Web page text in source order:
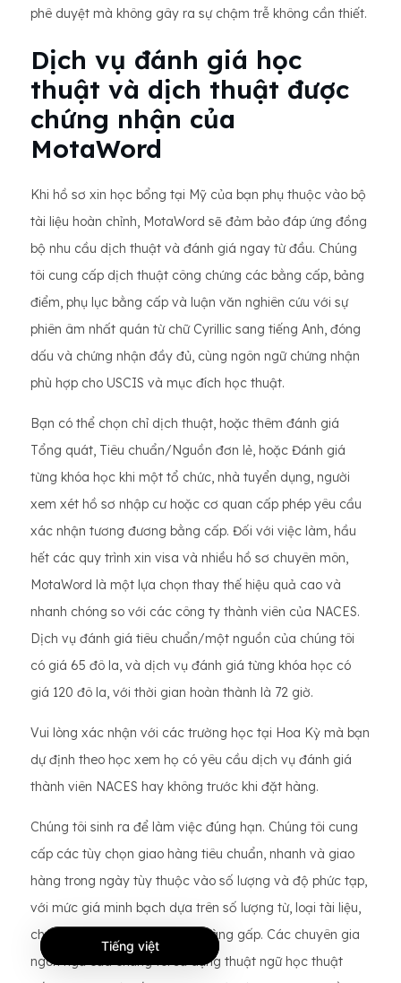
phê duyệt mà không gây ra sự chậm trễ không cần thiết.
Dịch vụ đánh giá học
thuật và dịch thuật được
chứng nhận của
MotaWord
Khi hồ sơ xin học bổng tại Mỹ của bạn phụ thuộc vào bộ
tài liệu hoàn chỉnh, MotaWord sẽ đảm bảo đáp ứng đồng
bộ nhu cầu dịch thuật và đánh giá ngay từ đầu. Chúng
tôi cung cấp dịch thuật công chứng các bằng cấp, bảng
điểm, phụ lục bằng cấp và luận văn nghiên cứu với sự
phiên âm nhất quán từ chữ Cyrillic sang tiếng Anh, đóng
dấu và chứng nhận đầy đủ, cùng ngôn ngữ chứng nhận
phù hợp cho USCIS và mục đích học thuật.
Bạn có thể chọn chỉ dịch thuật, hoặc thêm đánh giá
Tổng quát, Tiêu chuẩn/Nguồn đơn lẻ, hoặc Đánh giá
từng khóa học khi một tổ chức, nhà tuyển dụng, người
xem xét hồ sơ nhập cư hoặc cơ quan cấp phép yêu cầu
xác nhận tương đương bằng cấp. Đối với việc làm, hầu
hết các quy trình xin visa và nhiều hồ sơ chuyên môn,
MotaWord là một lựa chọn thay thế hiệu quả cao và
nhanh chóng so với các công ty thành viên của NACES.
Dịch vụ đánh giá tiêu chuẩn/một nguồn của chúng tôi
có giá 65 đô la, và dịch vụ đánh giá từng khóa học có
giá 120 đô la, với thời gian hoàn thành là 72 giờ.
Vui lòng xác nhận với các trường học tại Hoa Kỳ mà bạn
dự định theo học xem họ có yêu cầu dịch vụ đánh giá
thành viên NACES hay không trước khi đặt hàng.
Chúng tôi sinh ra để làm việc đúng hạn. Chúng tôi cung
cấp các tùy chọn giao hàng tiêu chuẩn, nhanh và giao
hàng trong ngày tùy thuộc vào số lượng và độ phức tạp,
với mức giá minh bạch dựa trên số lượng từ, loại tài liệu,
chứng nhận và nhu cầu giao hàng gấp. Các chuyên gia
ngôn ngữ của chúng tôi sử dụng thuật ngữ học thuật
Tiếng việt